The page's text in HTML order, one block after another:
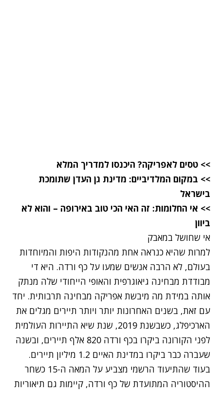
>> טסים לאפריקה? היכנסו למדריך המלא
>> במקום המלדיביים: מדינת גן העדן שתומכת
בישראל
>> אי החלומות: זה האי הכי טוב באירופה – והוא לא
ביוון
אי שחושל במאבק
למרות שהיא כנראה אחת מהנקודות היפות והמיוחדות
בעולם, לא הרבה אנשים שמעו על כף ורדה. היא די
מבודדת מבחינה גיאוגרפית והאופי הייחודי שלה מנתק
אותה במידת מה מיבשת אפריקה מבחינה תרבותית. יחד
עם זאת, בשנים האחרונות יותר ויותר תיירים מגלים את
הארכיפלג, כשבשנת 2019, שנת שיא התיירות העולמית
לפני הקורונה ביקרו בכף ורדה 820 אלף תיירים, ובשנה
שעברה כבר ביקרו במדינת האיים 1.2 מיליון תיירים.
בעוד שהתיעוד הרשמי מצביע על המאה ה-15 כשחר
ההיסטוריה המתועדת של כף ורדה, קיימות גם תיאוריות